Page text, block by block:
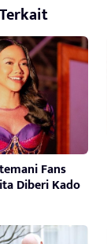
Fans
Diberi Kado